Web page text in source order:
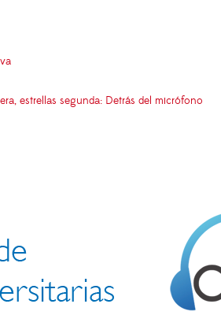
estrellas segunda: Detrás del micrófono